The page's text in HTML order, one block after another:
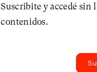
Suscribite y accedé sin
contenidos.